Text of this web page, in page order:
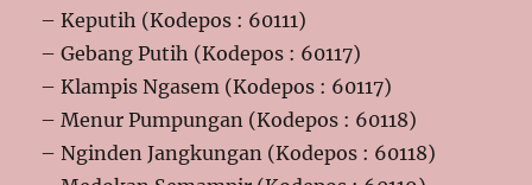
– Keputih (Kodepos : 60111)
– Gebang Putih (Kodepos : 60117)
– Klampis Ngasem (Kodepos : 60117)
– Menur Pumpungan (Kodepos : 60118)
– Nginden Jangkungan (Kodepos : 60118)